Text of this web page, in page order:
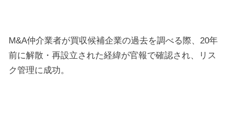
M&A仲介業者が買収候補企業の過去を調べる際、20年
前に解散・再設立された経緯が官報で確認され、リス
ク管理に成功。